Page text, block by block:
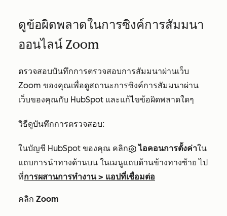
ดูข้อผิดพลาดในการซิงค์การสัมมนา
ออนไลน์ Zoom
ตรวจสอบบันทึกการตรวจสอบการสัมมนาผ่านเว็บ
Zoom ของคุณเพื่อดูสถานะการซิงค์การสัมมนาผ่าน
เว็บของคุณกับ HubSpot และแก้ไขข้อผิดพลาดใดๆ
วิธีดูบันทึกการตรวจสอบ:
ในบัญชี HubSpot ของคุณ คลิก ไอคอนการตั้งค่าใน
แถบการนำทางด้านบน ในเมนูแถบด้านข้างทางซ้าย ไป
ที่การผสานการทำงาน> แอปที่เชื่อมต่อ
คลิก Zoom